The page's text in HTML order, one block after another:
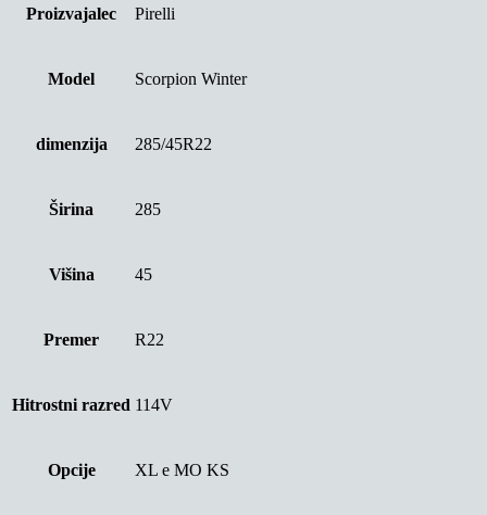
Proizvajalec Pirelli
Model Scorpion Winter
dimenzija 285/45R22
Širina 285
Višina 45
Premer R22
Hitrostni razred 114V
Opcije XL e MO KS